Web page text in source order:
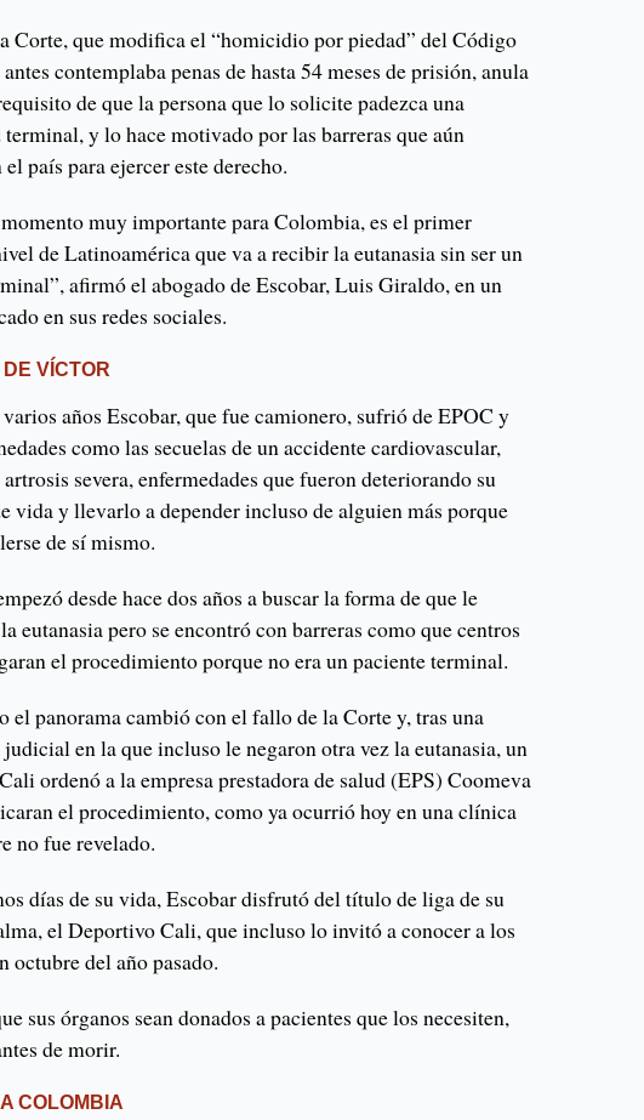
Corte, que modifica el “homicidio por piedad” del Código
contemplaba penas de hasta 54 meses de prisión, anula
de que la persona que lo solicite padezca una
terminal, y lo hace motivado por las barreras que aún
el país para ejercer este derecho.
momento muy importante para Colombia, es el primer
de Latinoamérica que va a recibir la eutanasia sin ser un
afirmó el abogado de Escobar, Luis Giraldo, en un
en sus redes sociales.
VÍCTOR
varios años Escobar, que fue camionero, sufrió de EPOC y
como las secuelas de un accidente cardiovascular,
severa, enfermedades que fueron deteriorando su
vida y llevarlo a depender incluso de alguien más porque
de sí mismo.
desde hace dos años a buscar la forma de que le
eutanasia pero se encontró con barreras como que centros
el procedimiento porque no era un paciente terminal.
el panorama cambió con el fallo de la Corte y, tras una
en la que incluso le negaron otra vez la eutanasia, un
ordenó a la empresa prestadora de salud (EPS) Coomeva
el procedimiento, como ya ocurrió hoy en una clínica
no fue revelado.
días de su vida, Escobar disfrutó del título de liga de su
el Deportivo Cali, que incluso lo invitó a conocer a los
octubre del año pasado.
sus órganos sean donados a pacientes que los necesiten,
de morir.
COLOMBIA